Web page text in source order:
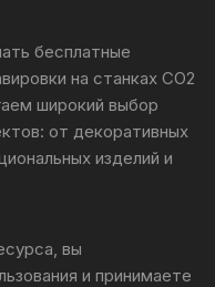
бесплатные
на станках CO2
широкий выбор
от декоративных
изделий и
вы
и принимаете